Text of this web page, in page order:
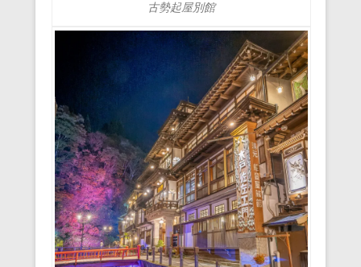
古勢起屋別館